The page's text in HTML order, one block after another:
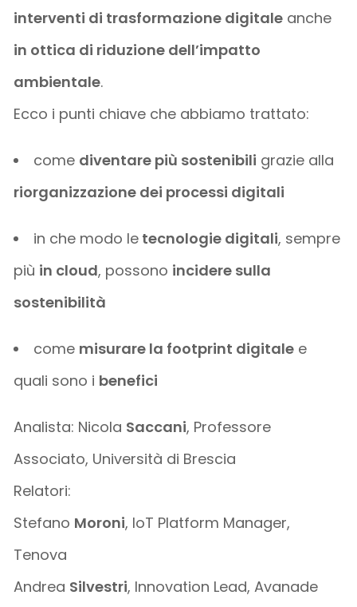
interventi di trasformazione digitale anche
in ottica di riduzione dell’impatto
ambientale.
Ecco i punti chiave che abbiamo trattato:
come diventare più sostenibili grazie alla
riorganizzazione dei processi digitali
in che modo le tecnologie digitali, sempre
più in cloud, possono incidere sulla
sostenibilità
come misurare la footprint digitale e
quali sono i benefici
Analista: Nicola Saccani, Professore
Associato, Università di Brescia
Relatori:
Stefano Moroni, IoT Platform Manager,
Tenova
Andrea Silvestri, Innovation Lead, Avanade